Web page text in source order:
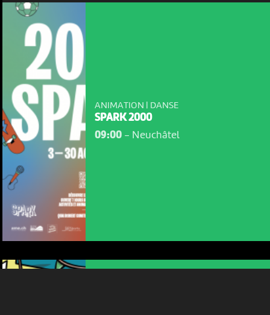
NOUS UTILISONS DES COOKIES
consentez à l’utilisation de cookies. Les cookies nous
permettent d'analyser le trafic, d’affiner les contenus mis à
votre disposition et renseigner les acteurs·trices culturel·le·s sur
l'intérêt porté à leurs événements.
ANIMATION | DANSE
SPARK 2000
09:00- Neuchâtel